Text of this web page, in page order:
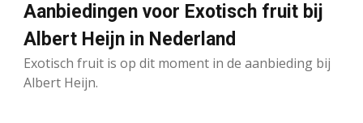
Aanbiedingen voor Exotisch fruit bij
Albert Heijn in Nederland
Exotisch fruit is op dit moment in de aanbieding bij
Albert Heijn.